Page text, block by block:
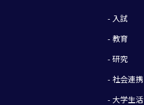
- 入試
- 教育
- 研究
- 社会連携
- 大学生活